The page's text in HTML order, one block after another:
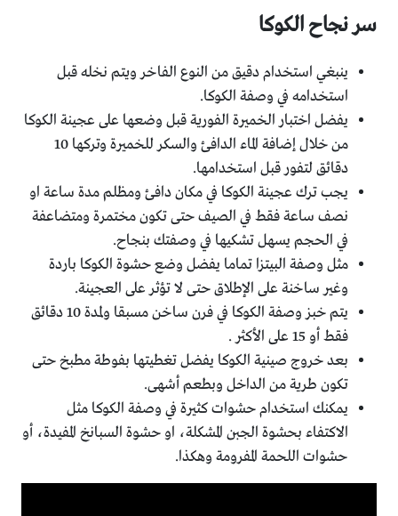
سر نجاح الكوكا
ينبغي استخدام دقيق من النوع الفاخر ويتم نخله قبل
استخدامه في وصفة الكوكا.
يفضل اختبار الخميرة الفورية قبل وضعها على عجينة الكوكا
من خلال إضافة الماء الدافئ والسكر للخميرة وتركها 10
دقائق لتفور قبل استخدامها.
يجب ترك عجينة الكوكا في مكان دافئ ومظلم مدة ساعة او
نصف ساعة فقط في الصيف حتى تكون مختمرة ومتضاعفة
في الحجم يسهل تشكيها في وصفتك بنجاح.
مثل وصفة البيتزا تماما يفضل وضع حشوة الكوكا باردة
وغير ساخنة على الإطلاق حتى لا تؤثر على العجينة.
يتم خبز وصفة الكوكا في فرن ساخن مسبقا ولمدة 10 دقائق
فقط أو 15 على الأكثر .
بعد خروج صينية الكوكا يفضل تغطيتها بفوطة مطبخ حتى
تكون طرية من الداخل وبطعم أشهى.
يمكنك استخدام حشوات كثيرة في وصفة الكوكا مثل
الاكتفاء بحشوة الجبن المشكلة، او حشوة السبانخ المفيدة، أو
حشوات اللحمة المفرومة وهكذا.